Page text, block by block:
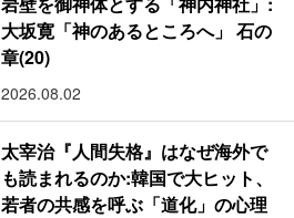
大坂寛「神のあるところへ」 石の
章(20)
2026.08.02
太宰治『人間失格』はなぜ海外で
も読まれるのか:韓国で大ヒット、
若者の共感を呼ぶ「道化」の心理